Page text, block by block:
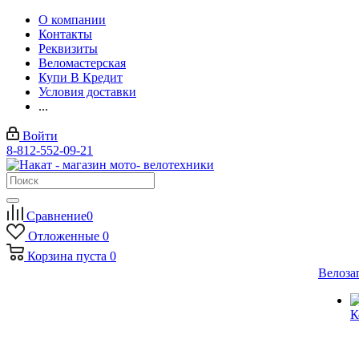
О компании
Контакты
Реквизиты
Веломастерская
Купи В Кредит
Условия доставки
...
Войти
8-812-552-09-21
Сравнение0
Отложенные 0
Корзина пуста 0